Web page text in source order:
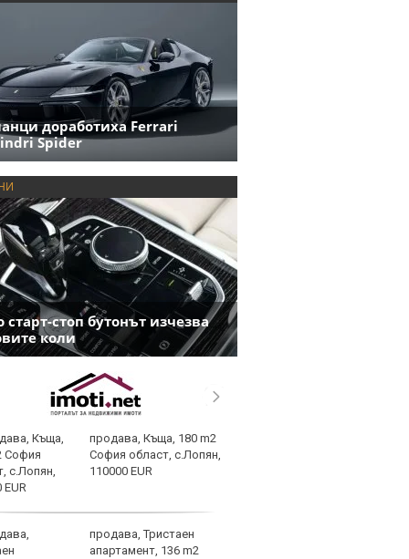
доработиха Ferrari
Spider
стоп бутонът изчезва
коли
продава, Къща, 180 m2
София област, с.Лопян,
110000 EUR
продава, Тристаен
апартамент, 136 m2